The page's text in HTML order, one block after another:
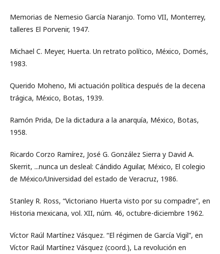
Memorias de Nemesio García Naranjo. Tomo VII, Monterrey,
talleres El Porvenir, 1947.
Michael C. Meyer, Huerta. Un retrato político, México, Domés,
1983.
Querido Moheno, Mi actuación política después de la decena
trágica, México, Botas, 1939.
Ramón Prida, De la dictadura a la anarquía, México, Botas,
1958.
Ricardo Corzo Ramírez, José G. González Sierra y David A.
Skerrit, ...nunca un desleal: Cándido Aguilar, México, El colegio
de México/Universidad del estado de Veracruz, 1986.
Stanley R. Ross, “Victoriano Huerta visto por su compadre”, en
Historia mexicana, vol. XII, núm. 46, octubre-diciembre 1962.
Víctor Raúl Martínez Vásquez. “El régimen de García Vigil”, en
Víctor Raúl Martínez Vásquez (coord.), La revolución en